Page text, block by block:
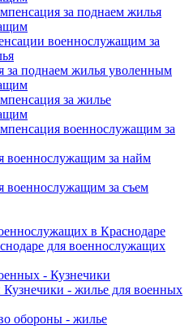
за поднаем жилья
военнослужащим за
за поднаем жилья уволенным
за жилье
военнослужащим за
военнослужащим за найм
военнослужащим за съем
в Краснодаре
для военнослужащих
- Кузнечики
- жилье для военных
обороны - жилье